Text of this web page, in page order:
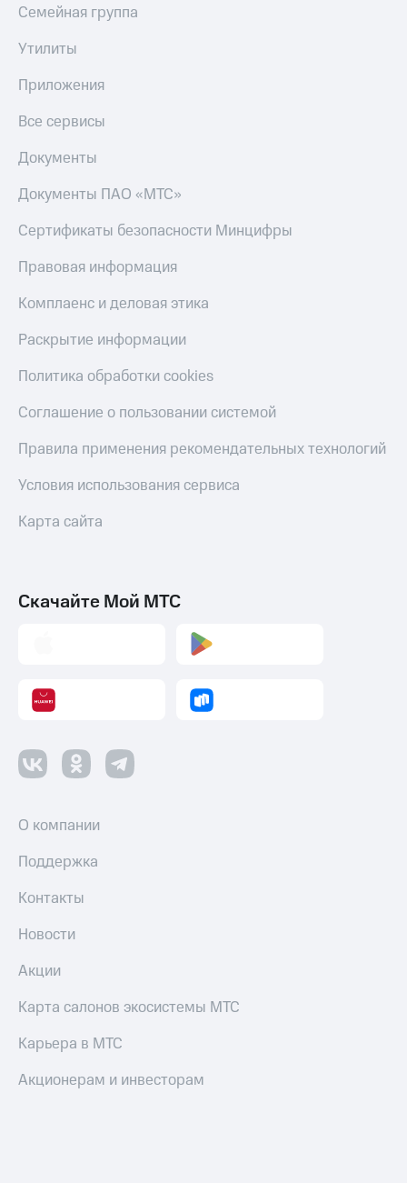
Семейная группа
Утилиты
Приложения
Все сервисы
Документы
Документы ПАО «МТС»
Сертификаты безопасности Минцифры
Правовая информация
Комплаенс и деловая этика
Раскрытие информации
Политика обработки cookies
Соглашение о пользовании системой
Правила применения рекомендательных технологий
Условия использования сервиса
Карта сайта
Скачайте Мой МТС
О компании
Поддержка
Контакты
Новости
Акции
Карта салонов экосистемы МТС
Карьера в МТС
Акционерам и инвесторам